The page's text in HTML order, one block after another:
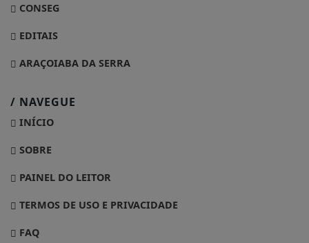
CONSEG
EDITAIS
ARAÇOIABA DA SERRA
/ NAVEGUE
INÍCIO
SOBRE
PAINEL DO LEITOR
TERMOS DE USO E PRIVACIDADE
FAQ